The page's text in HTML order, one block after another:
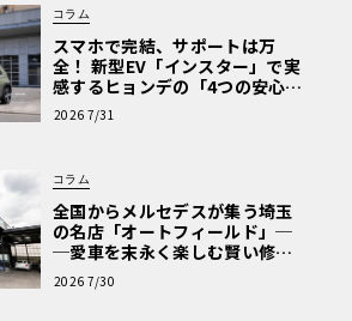
コラム
スマホで完結、サポートは万
全！ 新型EV「インスター」で実
感するヒョンデの「4つの安心」
【第1回・ヒョンデ6つの疑問：
Why? Hyundai?】〈PR〉
2026 7/31
コラム
全国からメルセデスが集う埼玉
の名店「オートフィールド」─
─愛車を末永く楽しむ賢い修理
術と、プロがフックス製オイル
を選ぶ理由〈PR〉
2026 7/30